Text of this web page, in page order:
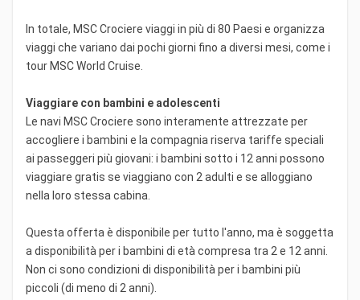
In totale, MSC Crociere viaggi in più di 80 Paesi e organizza
viaggi che variano dai pochi giorni fino a diversi mesi, come i
tour MSC World Cruise.
Viaggiare con bambini e adolescenti
Le navi MSC Crociere sono interamente attrezzate per
accogliere i bambini e la compagnia riserva tariffe speciali
ai passeggeri più giovani: i bambini sotto i 12 anni possono
viaggiare gratis se viaggiano con 2 adulti e se alloggiano
nella loro stessa cabina.
Questa offerta è disponibile per tutto l'anno, ma è soggetta
a disponibilità per i bambini di età compresa tra 2 e 12 anni.
Non ci sono condizioni di disponibilità per i bambini più
piccoli (di meno di 2 anni).